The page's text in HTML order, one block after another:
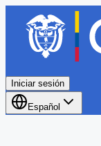
Iniciar sesión
Español